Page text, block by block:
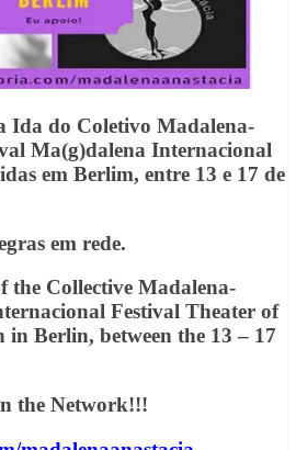
Ida do Coletivo Madalena-
Ma(g)dalena Internacional
em Berlim, entre 13 e 17 de
em rede.
the Collective Madalena-
Festival Theater of
in Berlin, between the 13 – 17
the Network!!!